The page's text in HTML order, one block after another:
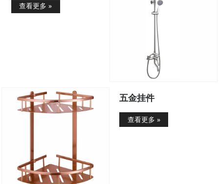
查看更多 »
五金挂件
查看更多 »